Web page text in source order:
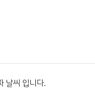
날씨 입니다.